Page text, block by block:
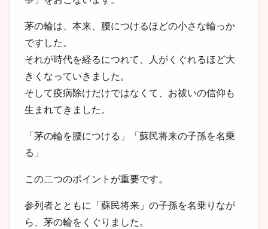
茅の輪は、本来、腰につけるほどの小さな輪っか
ですした。
それが時代を経るにつれて、人がくぐれるほど大
きくなっていきました。
そして疫病除けだけではなくて、お祓いの信仰も
生まれてきました。
「茅の輪を腰につける」「蘇民将来の子孫を名乗
る」
この二つのポイントが重要です。
参列者とともに「蘇民将来」の子孫を名乗りなが
ら、茅の輪をくぐりました。